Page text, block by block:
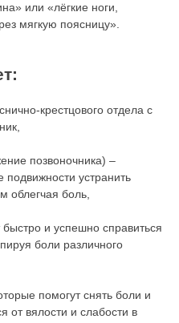
или «лёгкие ноги,
мягкую поясницу».
крестцового отдела с
позвоночника) –
подвижности устранить
облегчая боль,
и успешно справиться
боли различного
помогут снять боли и
от вялости и слабости в